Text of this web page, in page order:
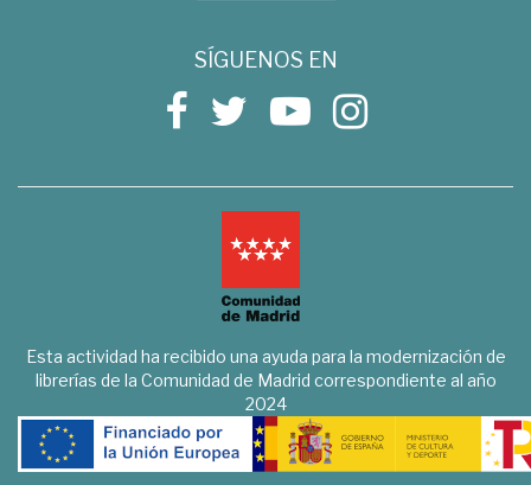
SÍGUENOS EN
Esta actividad ha recibido una ayuda para la modernización de
librerías de la Comunidad de Madrid correspondiente al año
2024